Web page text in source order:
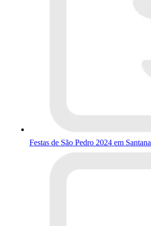
Festas de São Pedro 2024 em Santana